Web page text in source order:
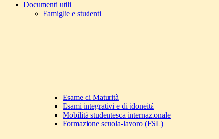
Documenti utili
Famiglie e studenti
Esame di Maturità
Esami integrativi e di idoneità
Mobilità studentesca internazionale
Formazione scuola-lavoro (FSL)